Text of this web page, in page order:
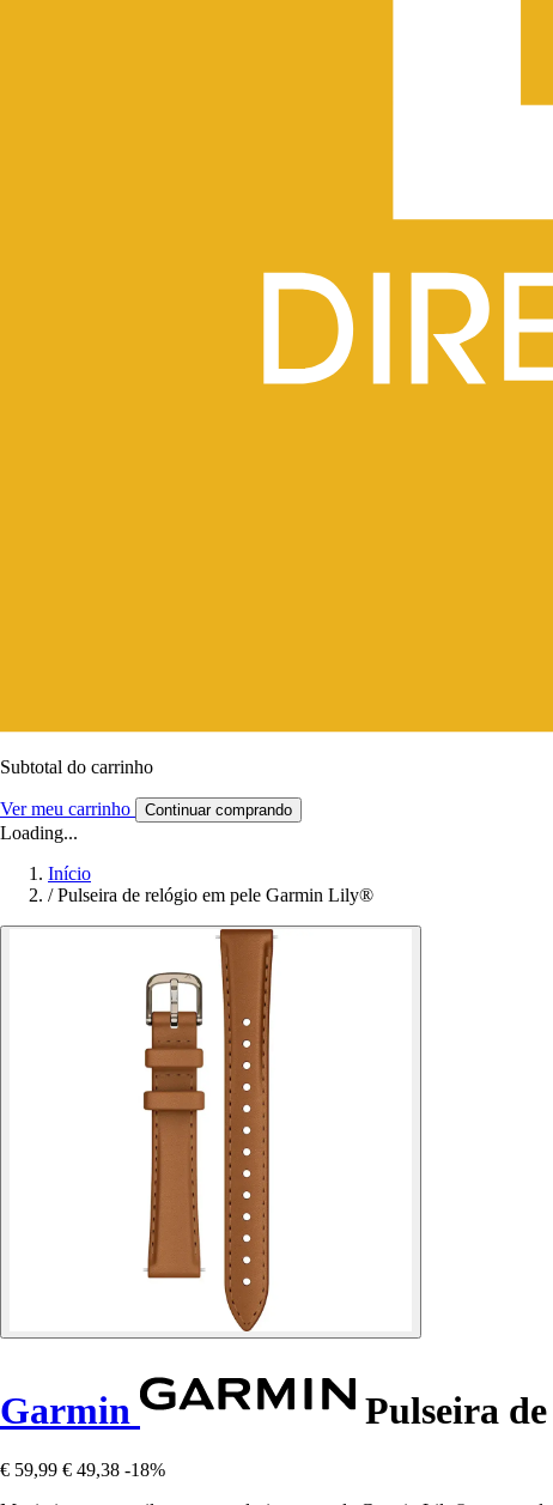
Subtotal do carrinho
Ver meu carrinho Continuar comprando
Loading...
Início
/ Pulseira de relógio em pele Garmin Lily®
Garmin Pulseira
€ 59,99 € 49,38 -18%